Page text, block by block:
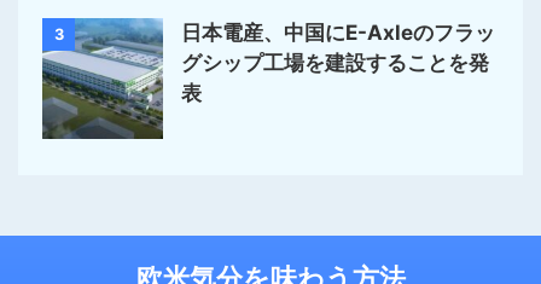
3
日本電産、中国にE-Axleのフラッ
グシップ工場を建設することを発
表
欧米気分を味わう方法